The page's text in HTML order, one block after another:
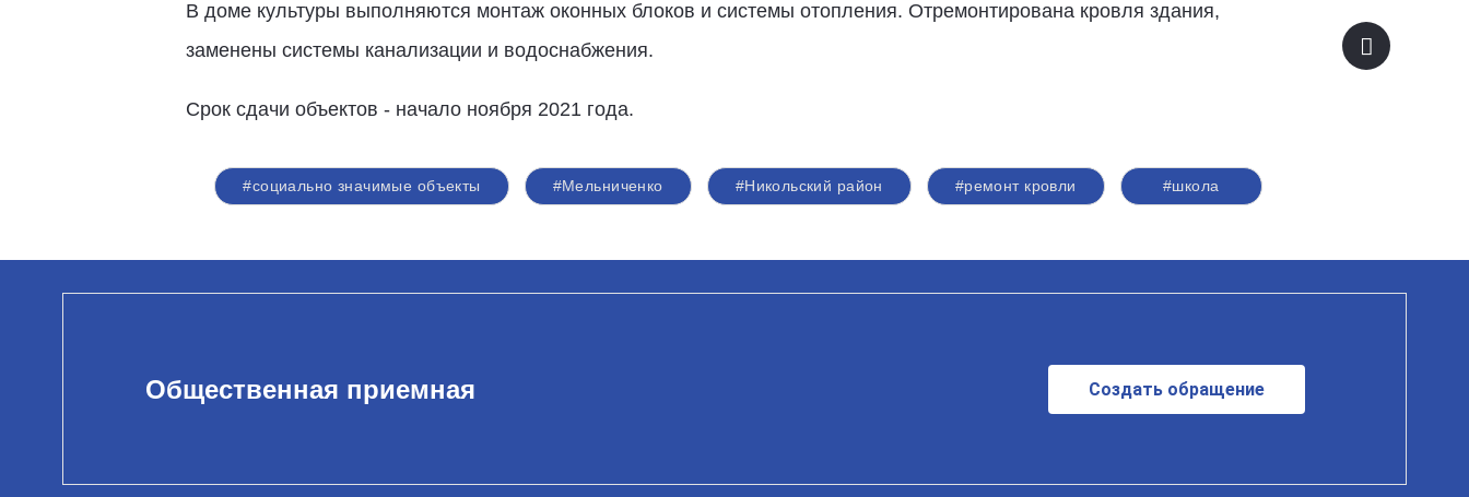
В доме культуры выполняются монтаж оконных блоков и системы отопления. Отремонтирована кровля здания,
заменены системы канализации и водоснабжения.
Срок сдачи объектов - начало ноября 2021 года.
#социально значимые объекты #Мельниченко #Никольский район #ремонт кровли #школа
Общественная приемная Создать обращение